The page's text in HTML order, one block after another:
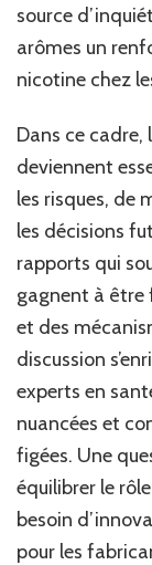
source
arômes un
nicotine chez
Dans ce cadre,
deviennent
les risques, de
les décisions
rapports qui
gagnent à être
et des
discussion
experts en
nuancées et
figées. Une
équilibrer le
besoin
pour les